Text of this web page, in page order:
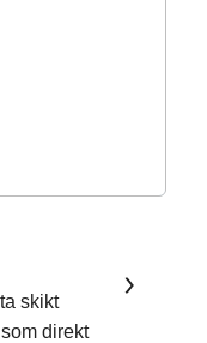
skikt
direkt